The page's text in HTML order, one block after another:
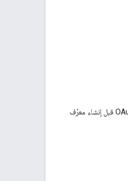
تستخدم خوادم MCP في Google Workspace بروتوكول OAuth 2.0 للمصادقة والتفويض. يجب إعداد شاشة طلب موافقة OAuth قبل إنشاء معرّف